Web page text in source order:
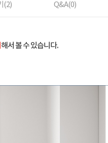
(2) Q&A(0)
해서 볼 수 있습니다.